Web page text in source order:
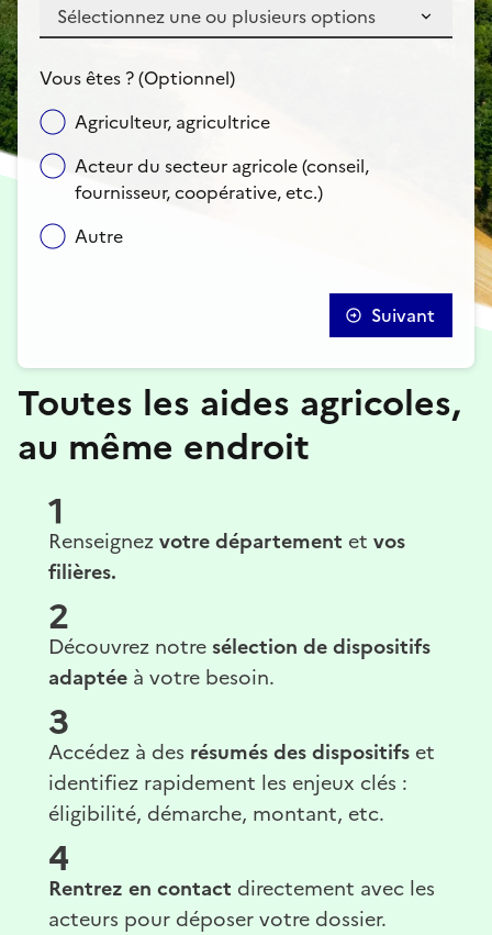
Sélectionnez une ou plusieurs options
Vous êtes ? (Optionnel)
Agriculteur, agricultrice
Acteur du secteur agricole (conseil,
fournisseur, coopérative, etc.)
Autre
Suivant
Toutes les aides agricoles,
au même endroit
1
Renseignezvotre département et vos
filières.
2
Découvrez notresélection de dispositifs
adaptée à votre besoin.
3
Accédez à des résumés des dispositifs et
identifiez rapidement les enjeux clés :
éligibilité, démarche, montant, etc.
4
Rentrez en contact directement avec les
acteurs pour déposer votre dossier.